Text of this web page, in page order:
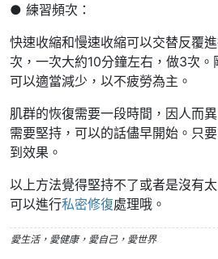
● 練習頻次：
快速收縮和慢速收縮可以交替反覆
次，一次大約10分鐘左右，做3次。
可以適當減少，以不疲勞為主。
肌群的恢復需要一段時間，因人而
需要堅持，可以的話儘早開始。只
到效果。
以上方法覺得堅持不了或者是沒有
可以進行私密修復處理哦。
愛生活，愛健康，愛自己，愛世界